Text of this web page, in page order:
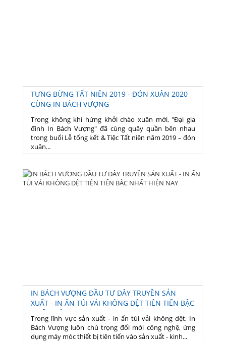
TƯNG BỪNG TẤT NIÊN 2019 - ĐÓN XUÂN 2020
CÙNG IN BÁCH VƯỢNG
Trong không khí hứng khởi chào xuân mới, "Đại gia
đình In Bách Vượng" đã cùng quây quần bên nhau
trong buổi Lễ tổng kết & Tiệc Tất niên năm 2019 – đón
xuân...
IN BÁCH VƯỢNG ĐẦU TƯ DÂY TRUYỀN SẢN
XUẤT - IN ẤN TÚI VẢI KHÔNG DỆT TIÊN TIẾN BẬC
NHẤT HIỆN NAY
Trong lĩnh vực sản xuất - in ấn túi vải không dệt, In
Bách Vượng luôn chú trọng đổi mới công nghệ, ứng
dụng máy móc thiết bị tiên tiến vào sản xuất - kinh...